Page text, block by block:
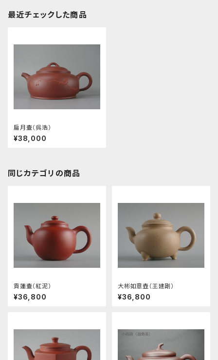
最近チェックした商品
扁月壷（呉浩）
¥38,000
同じカテゴリの商品
貢蓮壷（紅泥）
¥36,800
大彬如意壺（王建剛）
¥36,800